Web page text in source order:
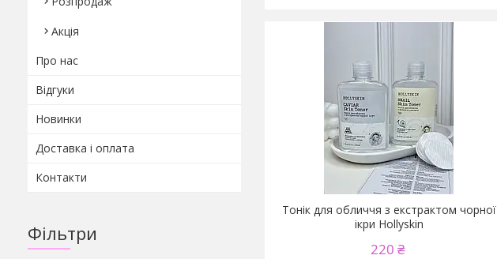
Тонік для обличчя з екстрактом чорної
ікри Hollyskin
220 ₴
Акція
Про нас
Відгуки
Новинки
Доставка і оплата
Контакти
Фільтри